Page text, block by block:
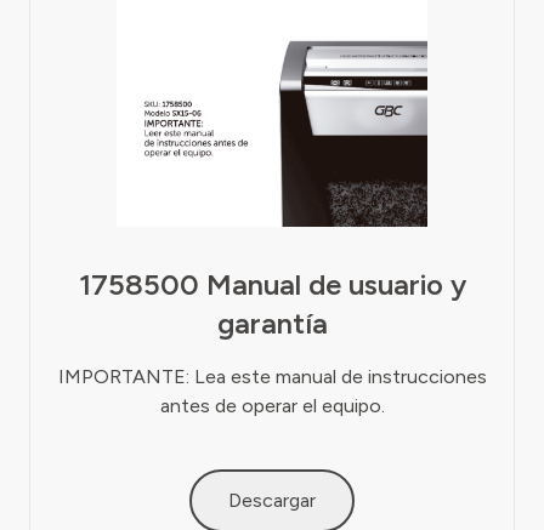
1758500 Manual de usuario y
garantía
IMPORTANTE: Lea este manual de instrucciones
antes de operar el equipo.
Descargar